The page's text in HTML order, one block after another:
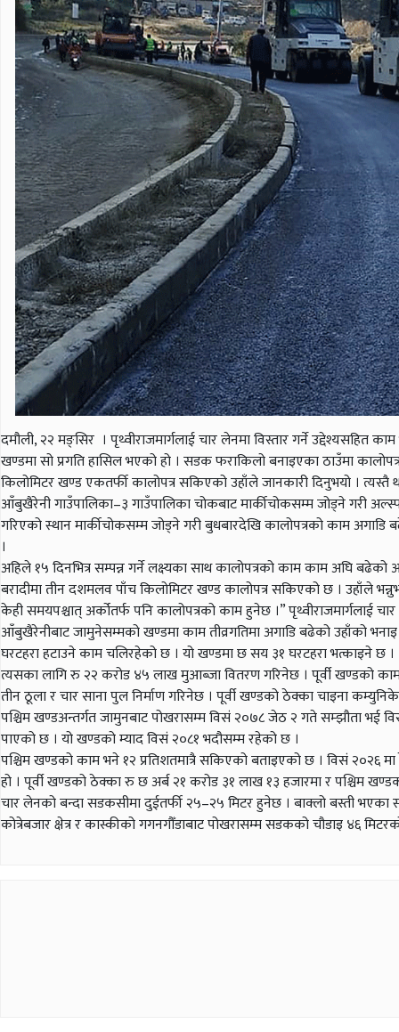
दमौली, २२ मङ्सिर । पृथ्वीराजमार्गलाई चार लेनमा विस्तार गर्ने
खण्डमा सो प्रगति हासिल भएको हो । सडक फराकिलो बनाइएका ठाउँमा
किलोमिटर खण्ड एकतर्फी कालोपत्र सकिएको उहाँले जानकारी दिनुभयो ।
आँबुखैरेनी गाउँपालिका–३ गाउँपालिका चोकबाट मार्कीचोकसम्म जोड्ने गरी
गरिएको स्थान मार्कीचोकसम्म जोड्ने गरी बुधबारदेखि कालोपत्रको काम
।
अहिले १५ दिनभित्र सम्पन्न गर्ने लक्ष्यका साथ कालोपत्रको काम काम अघि
बरादीमा तीन दशमलव पाँच किलोमिटर खण्ड कालोपत्र सकिएको छ । उहाँले
केही समयपश्चात् अर्कोतर्फ पनि कालोपत्रको काम हुनेछ ।” पृथ्वीराजमार्गलाई
आँबुखैरेनीबाट जामुनेसम्मको खण्डमा काम तीव्रगतिमा अगाडि बढेको उहाँको
घरटहरा हटाउने काम चलिरहेको छ । यो खण्डमा छ सय ३१ घरटहरा भत्काइने छ ।
त्यसका लागि रु २२ करोड ४५ लाख मुआब्जा वितरण गरिनेछ । पूर्वी खण्डको
तीन ठूला र चार साना पुल निर्माण गरिनेछ । पूर्वी खण्डको ठेक्का चाइना
पश्चिम खण्डअन्तर्गत जामुनबाट पोखरासम्म विसं २०७८ जेठ २ गते सम्झौता भई
पाएको छ । यो खण्डको म्याद विसं २०८१ भदौसम्म रहेको छ ।
पश्चिम खण्डको काम भने १२ प्रतिशतमात्रै सकिएको बताइएको छ । विसं
हो । पूर्वी खण्डको ठेक्का रु छ अर्ब २१ करोड ३१ लाख १३ हजारमा र पश्चिम
चार लेनको बन्दा सडकसीमा दुईतर्फी २५–२५ मिटर हुनेछ । बाक्लो बस्ती भएका
कोत्रेबजार क्षेत्र र कास्कीको गगनगौँडाबाट पोखरासम्म सडकको चौडाइ ४६